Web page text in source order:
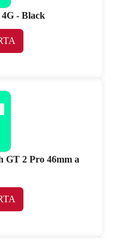
- Black
GT 2 Pro 46mm a